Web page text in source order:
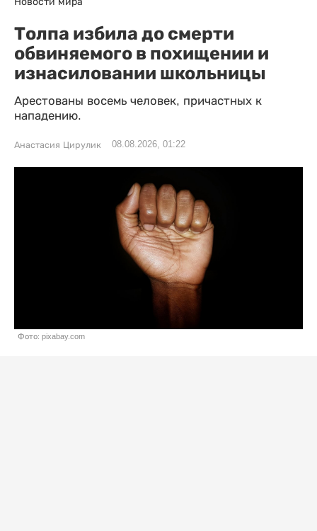
Толпа избила до смерти
обвиняемого в похищении и
изнасиловании школьницы
Арестованы восемь человек, причастных к
нападению.
Анастасия Цирулик 08.08.2026, 01:22
Фото: pixabay.com